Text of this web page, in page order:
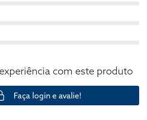
com este produto
Faça login e avalie!